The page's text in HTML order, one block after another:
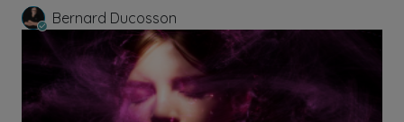
Bernard Ducosson